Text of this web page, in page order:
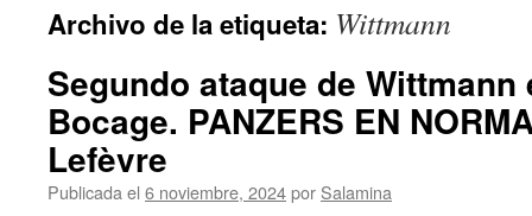
Archivo de la etiqueta: Wittmann
Segundo ataque de
Bocage. PANZERS EN
Lefèvre
Publicada el 6 noviembre, 2024por Salamina